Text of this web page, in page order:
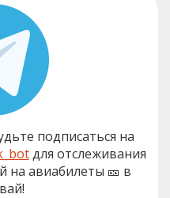
подписаться на
для отслеживания
на авиабилеты 🎫 в